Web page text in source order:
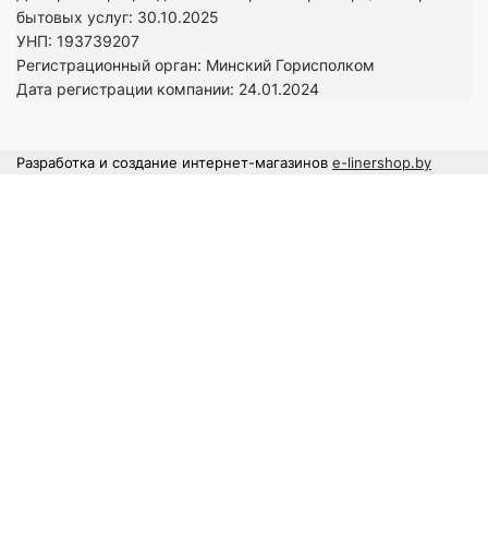
бытовых услуг: 30.10.2025
УНП: 193739207
Регистрационный орган: Минский Горисполком
Дата регистрации компании: 24.01.2024
Разработка и создание интернет-магазинов e-linershop.by